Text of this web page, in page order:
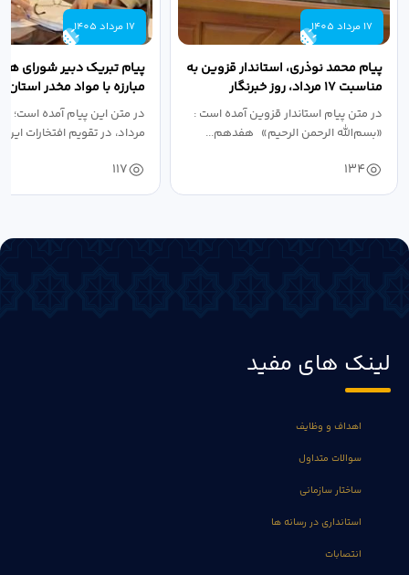
17 مرداد 1405
پیام محمد نوذری، استاندار قزوین به
مناسبت ۱۷ مرداد، روز خبرنگار
در متن پیام استاندار قزوین آمده است :
«بسم‌الله الرحمن الرحیم» هفدهم...
134
17 مرداد 1405
پیام تبریک دبیر شورای
مبارزه با مواد مخدر استان
مناسبت روز خبرنگار...
در متن این پیام آمده
مرداد، در تقویم افتخارات
117
لینک های مفید
اهداف و وظایف
سوالات متداول
ساختار سازمانی
استانداری در رسانه ها
انتصابات